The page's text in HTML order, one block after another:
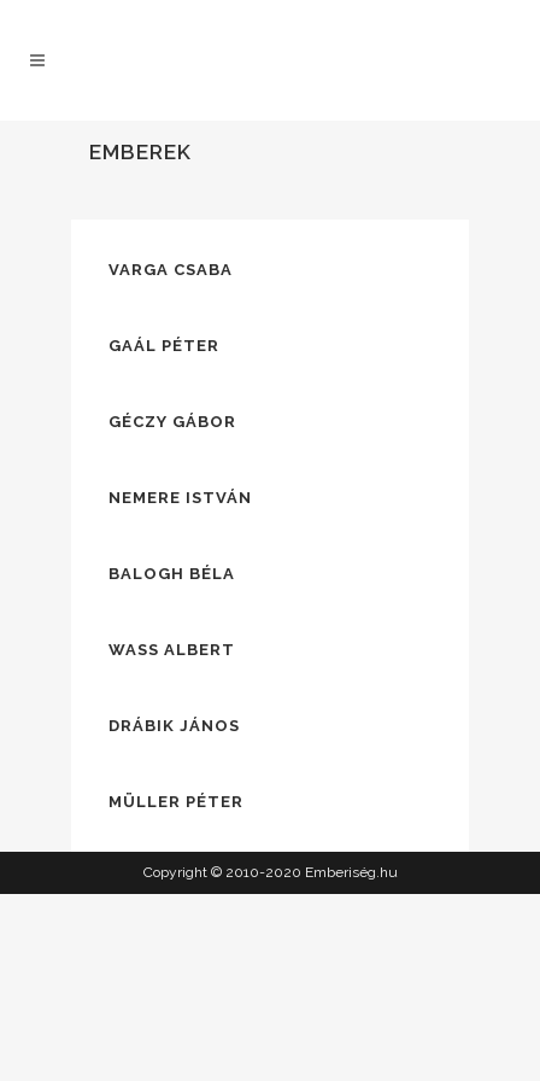
EMBEREK
VARGA CSABA
GAÁL PÉTER
GÉCZY GÁBOR
NEMERE ISTVÁN
BALOGH BÉLA
WASS ALBERT
DRÁBIK JÁNOS
MÜLLER PÉTER
Copyright © 2010-2020 Emberiség.hu